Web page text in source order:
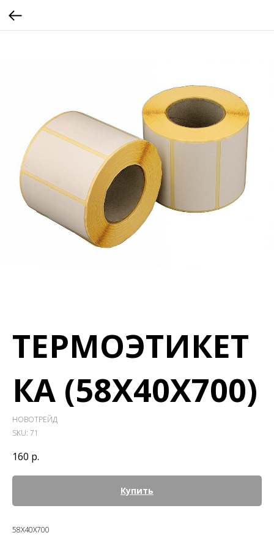
ТЕРМОЭТИКЕТ
КА (58Х40Х700)
НОВОТРЕЙД
SKU: 71
160 р.
Купить
58Х40Х700